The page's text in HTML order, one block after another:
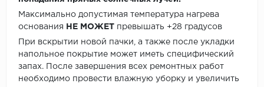
Максимально допустимая температура нагрева
основания
НЕ МОЖЕТ превышать +28 градусов
При вскрытии новой пачки, а также после укладки
напольное покрытие может иметь специфический
запах. После завершения всех ремонтных работ
необходимо провести влажную уборку и увеличить